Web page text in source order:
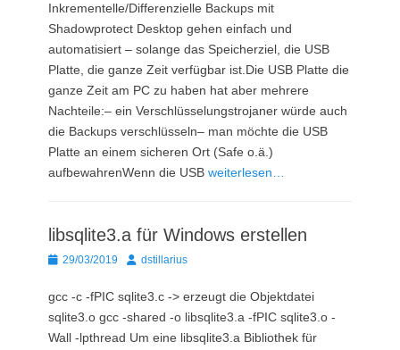
Inkrementelle/Differenzielle Backups mit
Shadowprotect Desktop gehen einfach und
automatisiert – solange das Speicherziel, die USB
Platte, die ganze Zeit verfügbar ist.Die USB Platte die
ganze Zeit am PC zu haben hat aber mehrere
Nachteile:– ein Verschlüsselungstrojaner würde auch
die Backups verschlüsseln– man möchte die USB
Platte an einem sicheren Ort (Safe o.ä.)
aufbewahrenWenn die USB weiterlesen…
libsqlite3.a für Windows erstellen
Posted
29/03/2019 Autordstillarius
gcc -c -fPIC sqlite3.c -> erzeugt die Objektdatei
sqlite3.o gcc -shared -o libsqlite3.a -fPIC sqlite3.o -
Wall -lpthread Um eine libsqlite3.a Bibliothek für